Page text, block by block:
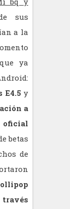
sus
a la
ya
E4.5 y
a
oficial
betas
de